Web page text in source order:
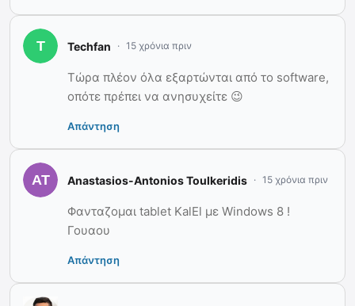
Techfan 15 χρόνια πριν
Τώρα πλέον όλα εξαρτώνται από το software,
οπότε πρέπει να ανησυχείτε 😉
Απάντηση
Anastasios-Antonios Toulkeridis 15 χρόνια πριν
Φανταζομαι tablet KalEl με Windows 8 !
Γουαου
Απάντηση